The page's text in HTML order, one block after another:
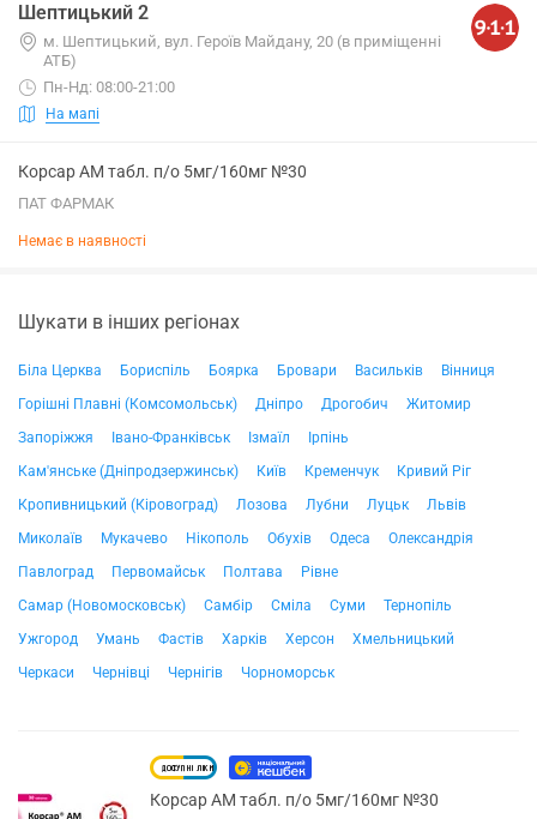
Шептицький 2
м. Шептицький, вул. Героїв Майдану, 20 (в приміщенні
АТБ)
Пн-Нд: 08:00-21:00
На мапі
Корсар АМ табл. п/о 5мг/160мг №30
ПАТ ФАРМАК
Немає в наявності
Шукати в інших регіонах
Біла Церква Бориспіль Боярка Бровари Васильків
Вінниця
Горішні Плавні (Комсомольськ)
Дніпро Дрогобич
Житомир
Запоріжжя
Івано-Франківськ Ізмаїл
Ірпінь
Кам'янське (Дніпродзержинськ)
Київ Кременчук
Кривий Ріг
Кропивницький (Кіровоград)
Лозова Лубни Луцьк
Львів
Миколаїв
Мукачево Нікополь Обухів Одеса
Олександрія
Павлоград
Первомайськ Полтава
Рівне
Самар (Новомосковськ)
Самбір Сміла Суми
Тернопіль
Ужгород
Умань Фастів Харків Херсон
Хмельницький
Черкаси
Чернівці Чернігів Чорноморськ
Корсар АМ табл. п/о 5мг/160мг №30